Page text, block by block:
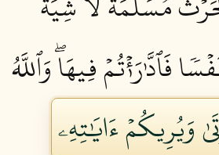
فَٱدَّٰرَٰءۡتُمۡ فِيهَاۖ وَٱللَّهُ
وَيُرِيكُمۡ ءَايَٰتِهِۦ